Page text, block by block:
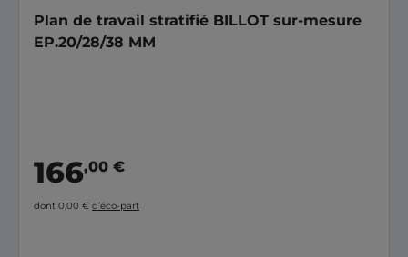
Plan de travail stratifié BILLOT sur-mesure
EP.20/28/38 MM
166,00 €
dont 0,00 € d’éco-part